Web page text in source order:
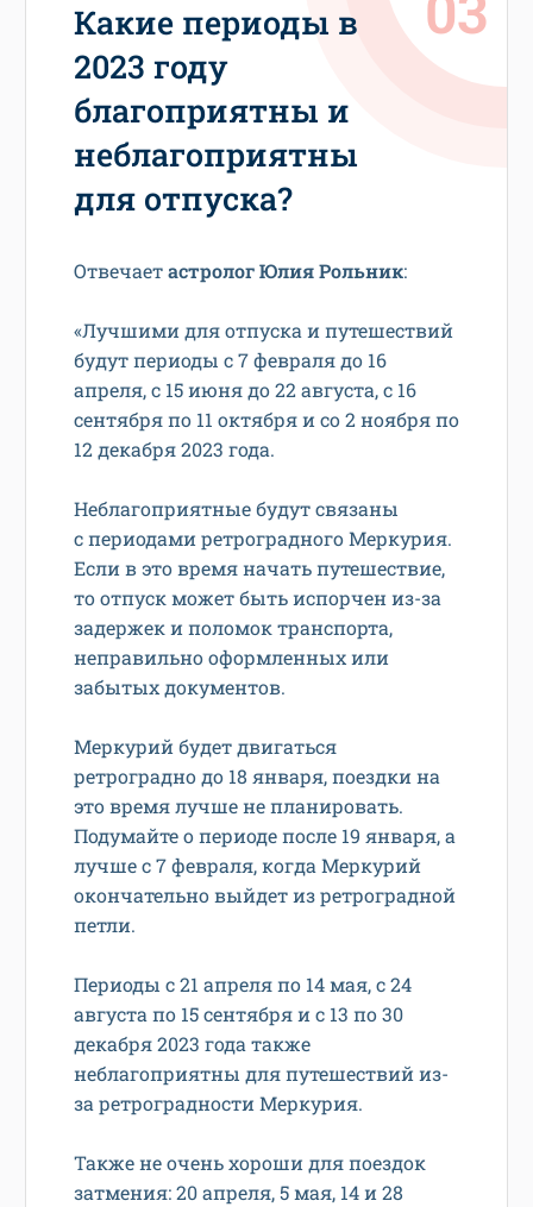
Какие периоды в
2023 году
благоприятны и
неблагоприятны
для отпуска?
Отвечаетастролог Юлия Рольник:
«Лучшими для отпуска и путешествий
будут периоды с 7 февраля до 16
апреля, с 15 июня до 22 августа, с 16
сентября по 11 октября и со 2 ноября по
12 декабря 2023 года.
Неблагоприятные будут связаны
с периодами ретроградного Меркурия.
Если в это время начать путешествие,
то отпуск может быть испорчен из-за
задержек и поломок транспорта,
неправильно оформленных или
забытых документов.
Меркурий будет двигаться
ретроградно до 18 января, поездки на
это время лучше не планировать.
Подумайте о периоде после 19 января, а
лучше с 7 февраля, когда Меркурий
окончательно выйдет из ретроградной
петли.
Периоды с 21 апреля по 14 мая, с 24
августа по 15 сентября и с 13 по 30
декабря 2023 года также
неблагоприятны для путешествий из-
за ретроградности Меркурия.
Также не очень хороши для поездок
затмения: 20 апреля, 5 мая, 14 и 28